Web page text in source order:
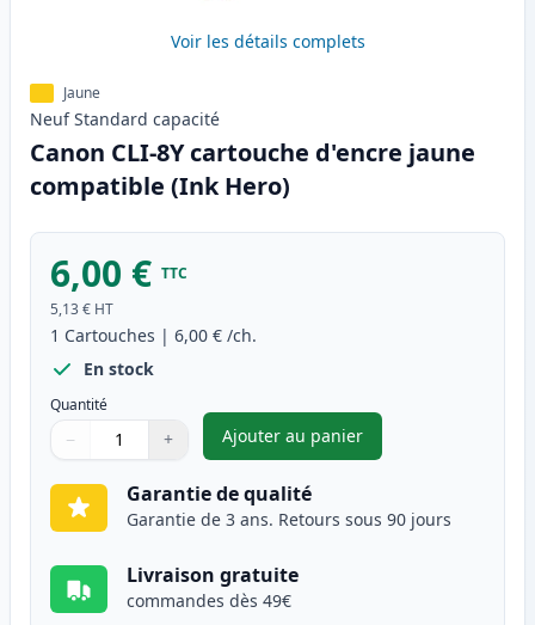
Voir les détails complets
Jaune
Neuf Standard capacité
Canon CLI-8Y cartouche d'encre jaune
compatible (Ink Hero)
6,00 € TTC
5,13 € HT
1 Cartouches | 6,00 € /ch.
En stock
Quantité
Quantité
Utilisez les boutons pour ajuster
− +
Quantité
Ajouter au panier
,Canon CLI-8Y cartouche
Garantie de qualité
Garantie de 3 ans. Retours sous 90 jours
Livraison gratuite
commandes dès 49€